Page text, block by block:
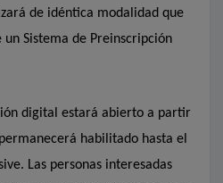
de idéntica modalidad que
Sistema de Preinscripción
digital estará abierto a partir
habilitado hasta el
Las personas interesadas